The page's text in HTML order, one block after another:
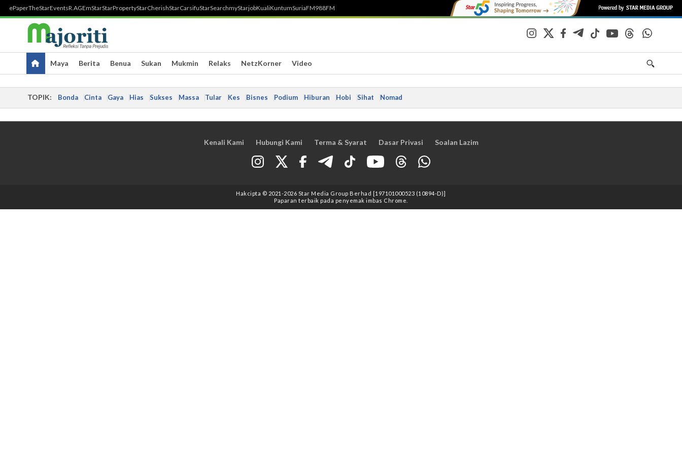
ePaperTheStarEventsR.AGEmStarStarPropertyStarCherishStarCarsifuStarSearchmyStarjobKualiKuntumSuriaFM988FM
Maya Berita Benua Sukan Mukmin Relaks NetzKorner Video
TOPIK: Bonda Cinta Gaya Hias Sukses Massa Tular Kes Bisnes Podium Hiburan Hobi Sihat Nomad
Kenali Kami Hubungi Kami Terma & Syarat Dasar Privasi Soalan Lazim
Hakcipta © 2021 -2026 Star Media Group Berhad [197101000523 (10894-D)]
Paparan terbaik pada penyemak imbas Chrome.